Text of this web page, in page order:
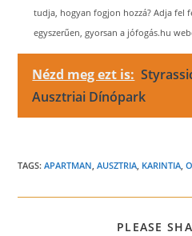
tudja, hogyan fogjon hozzá? Adja fel
egyszerűen, gyorsan a jófogás.hu
Nézd meg ezt is:
Ausztriai Dínópark
TAGS:APARTMAN, AUSZTRIA, KARINTIA,
PLEASE